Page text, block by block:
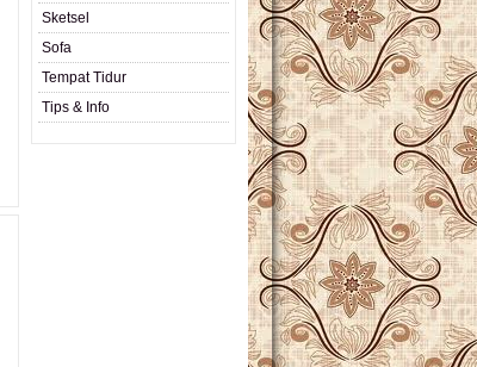
Sketsel
Sofa
Tempat Tidur
Tips & Info